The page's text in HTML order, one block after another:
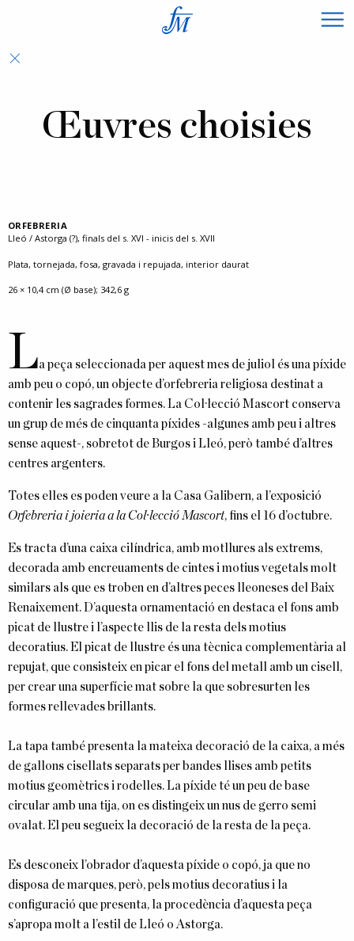
×
Œuvres choisies
ORFEBRERIA
Lleó / Astorga (?), finals del s. XVI - inicis del s. XVII
Plata, tornejada, fosa, gravada i repujada, interior daurat
26 × 10,4 cm (Ø base); 342,6 g
La peça seleccionada per aquest mes de juliol és una píxide
amb peu o copó, un objecte d’orfebreria religiosa destinat a
contenir les sagrades formes. La Col·lecció Mascort conserva
un grup de més de cinquanta píxides -algunes amb peu i altres
sense aquest-, sobretot de Burgos i Lleó, però també d’altres
centres argenters.
Totes elles es poden veure a la Casa Galibern, a l’exposició
Orfebreria i joieria a la Col·lecció Mascort, fins el 16 d’octubre.
Es tracta d’una caixa cilíndrica, amb motllures als extrems,
decorada amb encreuaments de cintes i motius vegetals molt
similars als que es troben en d’altres peces lleoneses del Baix
Renaixement. D’aquesta ornamentació en destaca el fons amb
picat de llustre i l’aspecte llis de la resta dels motius
decoratius. El picat de llustre és una tècnica complementària al
repujat, que consisteix en picar el fons del metall amb un cisell,
per crear una superfície mat sobre la que sobresurten les
formes rellevades brillants.
La tapa també presenta la mateixa decoració de la caixa, a més
de gallons cisellats separats per bandes llises amb petits
motius geomètrics i rodelles. La píxide té un peu de base
circular amb una tija, on es distingeix un nus de gerro semi
ovalat. El peu segueix la decoració de la resta de la peça.
Es desconeix l’obrador d’aquesta píxide o copó, ja que no
disposa de marques, però, pels motius decoratius i la
configuració que presenta, la procedència d’aquesta peça
s’apropa molt a l’estil de Lleó o Astorga.